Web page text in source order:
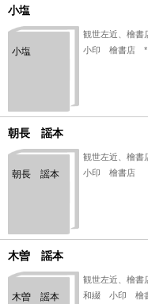
小塩
小塩
観世左近、檜書
小印 檜書店 *
朝長 謡本
朝長 謡本
観世左近、檜書
小印 檜書店
木曽 謡本
木曽 謡本
観世左近、檜書
和綴 小印 檜